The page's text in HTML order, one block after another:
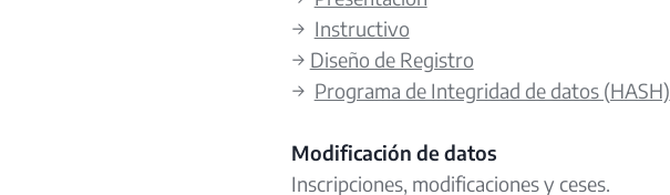
→ Instructivo
→ Diseño de Registro
→ Programa de Integridad de datos (HASH)
Modificación de datos
Inscripciones, modificaciones y ceses.